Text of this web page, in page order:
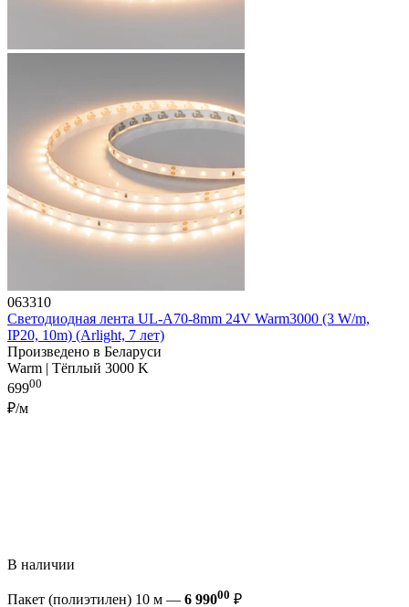
063310
Светодиодная лента UL-A70-8mm 24V Warm3000 (3 W/m,
IP20, 10m) (Arlight, 7 лет)
Произведено в Беларуси
Warm | Тёплый 3000 K
69900
₽/м
В наличии
Пакет (полиэтилен) 10 м — 6 99000 ₽